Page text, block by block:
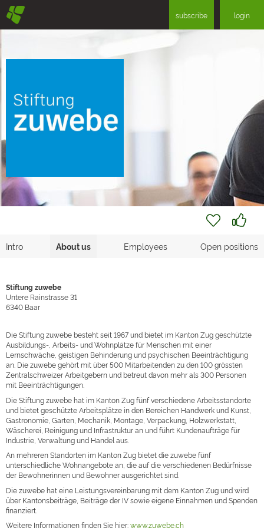
§ subscribe login
Intro About us Employees Open positions
Stiftung zuwebe
Untere Rainstrasse 31
6340 Baar
Die Stiftung zuwebe besteht seit 1967 und bietet im Kanton Zug geschützte
Ausbildungs-, Arbeits- und Wohnplätze für Menschen mit einer
Lernschwäche, geistigen Behinderung und psychischen Beeinträchtigung
an. Die zuwebe gehört mit über 500 Mitarbeitenden zu den 100 grössten
Zentralschweizer Arbeitgebern und betreut davon mehr als 300 Personen
mit Beeinträchtigungen.
Die Stiftung zuwebe hat im Kanton Zug fünf verschiedene Arbeitsstandorte
und bietet geschützte Arbeitsplätze in den Bereichen Handwerk und Kunst,
Gastronomie, Garten, Mechanik, Montage, Verpackung, Holzwerkstatt,
Wäscherei, Reinigung und Infrastruktur an und führt Kundenaufträge für
Industrie, Verwaltung und Handel aus.
An mehreren Standorten im Kanton Zug bietet die zuwebe fünf
unterschiedliche Wohnangebote an, die auf die verschiedenen Bedürfnisse
der Bewohnerinnen und Bewohner ausgerichtet sind.
Die zuwebe hat eine Leistungsvereinbarung mit dem Kanton Zug und wird
über Kantonsbeiträge, Beiträge der IV sowie eigene Einnahmen und Spenden
finanziert.
Weitere Informationen finden Sie hier:www.zuwebe.ch